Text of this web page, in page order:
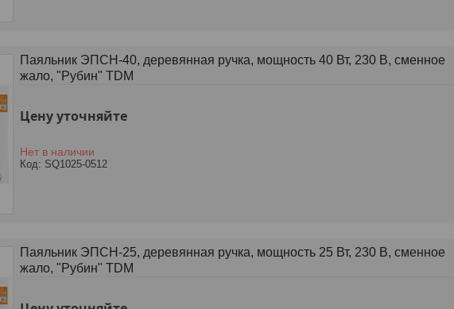
Паяльник ЭПСН-40, деревянная ручка, мощность 40 Вт, 230 В, сменное
жало, "Рубин" TDM
Цену уточняйте
Нет в наличии
SQ1025-0512
Паяльник ЭПСН-25, деревянная ручка, мощность 25 Вт, 230 В, сменное
жало, "Рубин" TDM